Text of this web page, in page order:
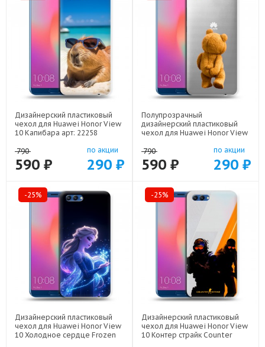
Дизайнерский пластиковый
чехол для Huawei Honor View
10 Капибара арт: 22258
790
590 ₽
по акции
290 ₽
Полупрозрачный
дизайнерский пластиковый
чехол для Huawei Honor View
790
590 ₽
по акции
290 ₽
-25%
Дизайнерский пластиковый
чехол для Huawei Honor View
10 Холодное сердце Frozen
-25%
Дизайнерский пластиковый
чехол для Huawei Honor View
10 Контер страйк Counter